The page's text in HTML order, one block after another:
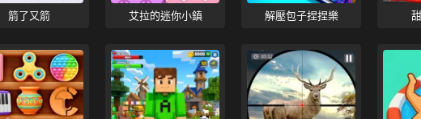
箭了又箭 艾拉的迷你小鎮 解壓包子捏捏樂